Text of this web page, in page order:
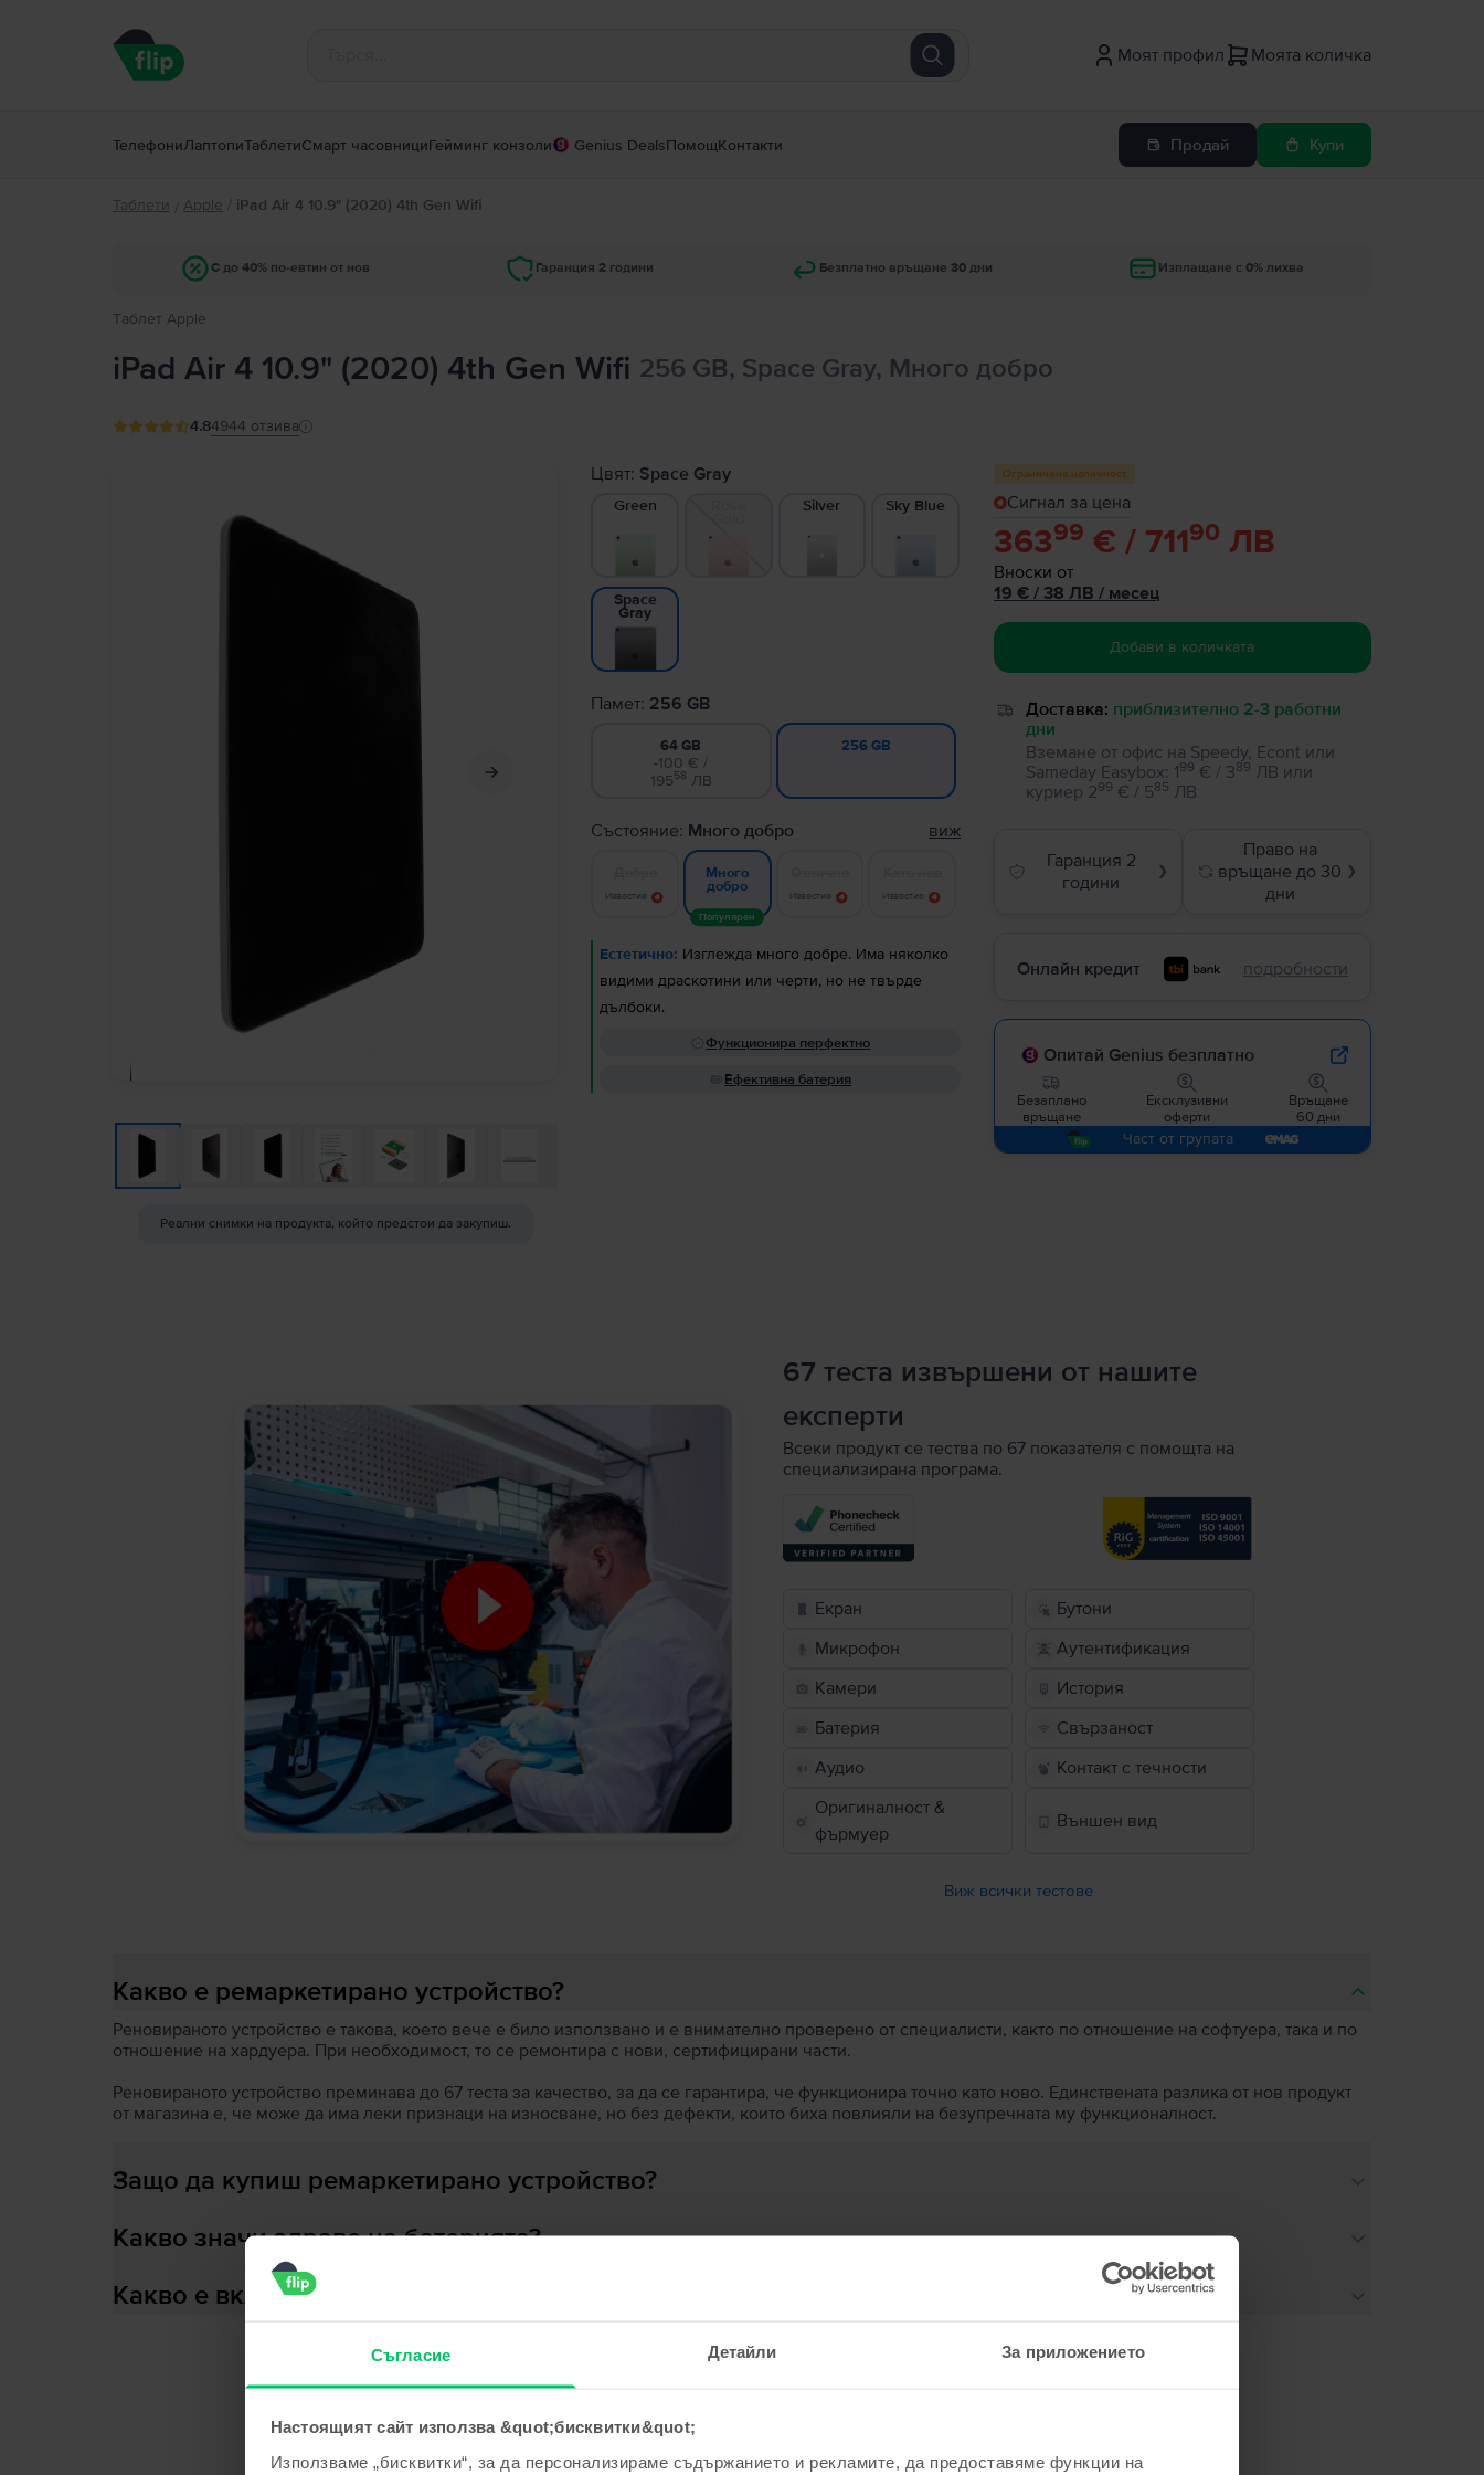
Съгласие Детайли За приложението
Настоящият сайт използва &quot;бисквитки&quot;
Използваме „бисквитки“, за да персонализираме съдържанието и рекламите, да предоставяме функции на
Моят профил Моята количка
ТелефониЛаптопиТаблетиСмарт часовнициГейминг конзоли Genius DealsПомощКонтакти Продай Купи
Таблети / Apple / iPad Air 4 10.9" (2020) 4th Gen Wifi
С до 40% по-евтин от нов Гаранция 2 години Безплатно връщане 30 дни Изплащане с 0% лихва
Tаблет Apple
iPad Air 4 10.9" (2020) 4th Gen Wifi 256 GB, Space Gray, Много добро
4.84944 отзива
Реални снимки на продукта, който предстои да закупиш.
Цвят: Space Gray
Green Silver Sky Blue
Space
Gray
Памет: 256 GB
64 GB
-100 € /
19558 ЛВ
256 GB
Състояние: Много добро виж
Известие
Много
добро
Популярен
Известие Известие
Естетично: Изглежда много добре. Има няколко
видими драскотини или черти, но не твърде
дълбоки.
Функционира перфектно
Ефективна батерия
Ограничена наличност
Сигнал за цена
36399 € / 71190 ЛВ
Вноски от
19 €/ 38 ЛВ / месец
Добави в количката
Доставка: приблизително 2-3 работни
дни
Вземане от офис на Speedy, Econt или
Sameday Easybox: 199 € / 389 ЛВ или
куриер 299 € / 585 ЛВ
Гаранция 2
години
❯
Право на
връщане до 30
дни
❯
Онлайн кредит подробности
Опитай Genius безплатно
Безаплано
връщане
Ексклузивни
оферти
Връщане
60 дни
Част от групата
67 теста извършени от нашите
експерти
Всеки продукт се тества по 67 показателя с помощта на
специализирана програма.
Екран
Бутони
Микрофон
Аутентификация
Камери
История
Батерия
Свързаност
Аудио
Контакт с течности
Оригиналност &
фърмуер
Външен вид
Виж всички тестове
Какво е ремаркетирано устройство?
Реновираното устройство е такова, което вече е било използвано и е внимателно проверено от специалисти, както по отношение на софтуера, така и по
отношение на хардуера. При необходимост, то се ремонтира с нови, сертифицирани части.
Реновираното устройство преминава до 67 теста за качество, за да се гарантира, че функционира точно като ново. Единствената разлика от нов продукт
от магазина е, че може да има леки признаци на износване, но без дефекти, които биха повлияли на безупречната му функционалност.
Защо да купиш ремаркетирано устройство?
Какво значи здраве на батерията?
Какво е включено в кутията?
Сходни продукти с твоето търсене